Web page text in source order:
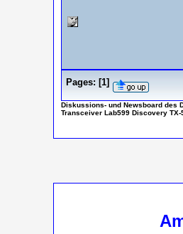
Pages: [1]
Diskussions- und Newsboard des
Transceiver Lab599 Discovery TX-